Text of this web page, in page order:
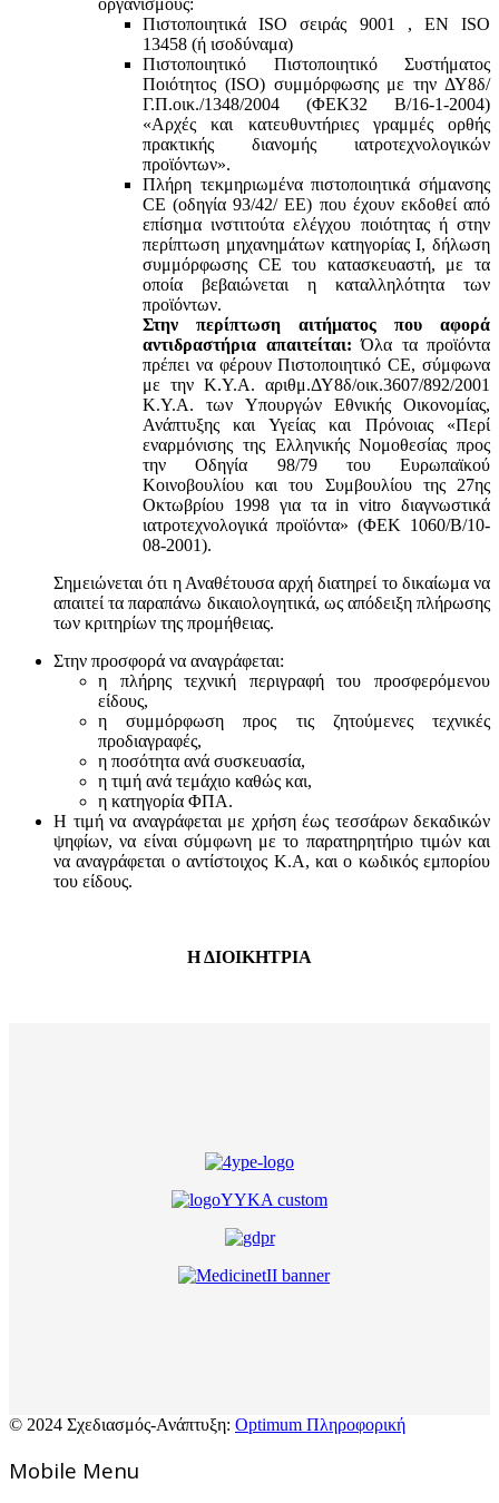
Πιστοποιητικά ISO σειράς 9001 , ΕΝ ISO
13458 (ή ισοδύναμα)
Πιστοποιητικό Πιστοποιητικό Συστήματος
Ποιότητος (ISO) συμμόρφωσης με την ΔΥ8δ/
Γ.Π.οικ./1348/2004 (ΦΕΚ32 Β/16-1-2004)
«Αρχές και κατευθυντήριες γραμμές ορθής
πρακτικής διανομής ιατροτεχνολογικών
προϊόντων».
Πλήρη τεκμηριωμένα πιστοποιητικά σήμανσης
CE (οδηγία 93/42/ ΕΕ) που έχουν εκδοθεί από
επίσημα ινστιτούτα ελέγχου ποιότητας ή στην
περίπτωση μηχανημάτων κατηγορίας Ι, δήλωση
συμμόρφωσης CE του κατασκευαστή, με τα
οποία βεβαιώνεται η καταλληλότητα των
προϊόντων.
Στην περίπτωση αιτήματος που αφορά
αντιδραστήρια απαιτείται: Όλα τα προϊόντα
πρέπει να φέρουν Πιστοποιητικό CE, σύμφωνα
με την Κ.Υ.Α. αριθμ.ΔΥ8δ/οικ.3607/892/2001
Κ.Υ.Α. των Υπουργών Εθνικής Οικονομίας,
Ανάπτυξης και Υγείας και Πρόνοιας «Περί
εναρμόνισης της Ελληνικής Νομοθεσίας προς
την Οδηγία 98/79 του Ευρωπαϊκού
Κοινοβουλίου και του Συμβουλίου της 27ης
Οκτωβρίου 1998 για τα in vitro διαγνωστικά
ιατροτεχνολογικά προϊόντα» (ΦΕΚ 1060/Β/10-
08-2001).
Σημειώνεται ότι η Αναθέτουσα αρχή διατηρεί το δικαίωμα να
απαιτεί τα παραπάνω δικαιολογητικά, ως απόδειξη πλήρωσης
των κριτηρίων της προμήθειας.
Στην προσφορά να αναγράφεται:
η πλήρης τεχνική περιγραφή του προσφερόμενου
είδους,
η συμμόρφωση προς τις ζητούμενες τεχνικές
προδιαγραφές,
η ποσότητα ανά συσκευασία,
η τιμή ανά τεμάχιο καθώς και,
η κατηγορία ΦΠΑ.
Η τιμή να αναγράφεται με χρήση έως τεσσάρων δεκαδικών
ψηφίων, να είναι σύμφωνη με το παρατηρητήριο τιμών και
να αναγράφεται ο αντίστοιχος Κ.Α, και ο κωδικός εμπορίου
του είδους.
Η ΔΙΟΙΚΗΤΡΙΑ
© 2024 Σχεδιασμός-Ανάπτυξη: Optimum Πληροφορική
Mοbile Menu